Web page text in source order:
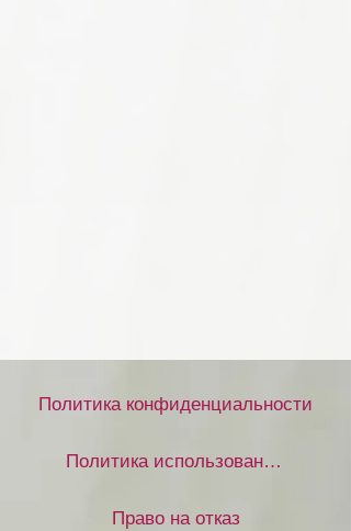
Политика конфиденциальности
Политика использования файлов cookie
Право на отказ